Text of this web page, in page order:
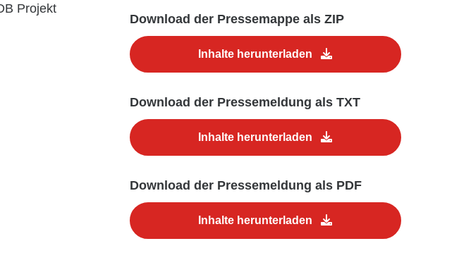
Projekt
Download der Pressemappe als ZIP
Inhalte herunterladen
Download der Pressemeldung als TXT
Inhalte herunterladen
Download der Pressemeldung als PDF
Inhalte herunterladen